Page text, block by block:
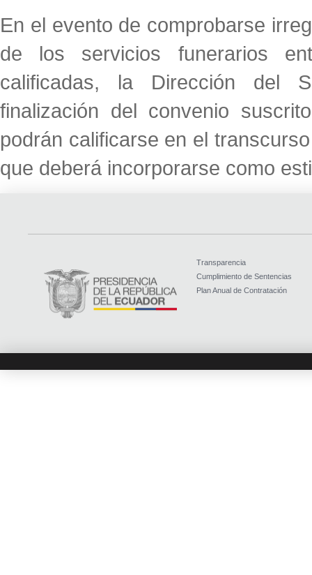
En el evento de comprobarse
de los servicios funerarios
calificadas, la Dirección del
finalización del convenio
podrán calificarse en el
que deberá incorporarse como
Transparencia
Cumplimiento de Sentencias
Plan Anual de Contratación